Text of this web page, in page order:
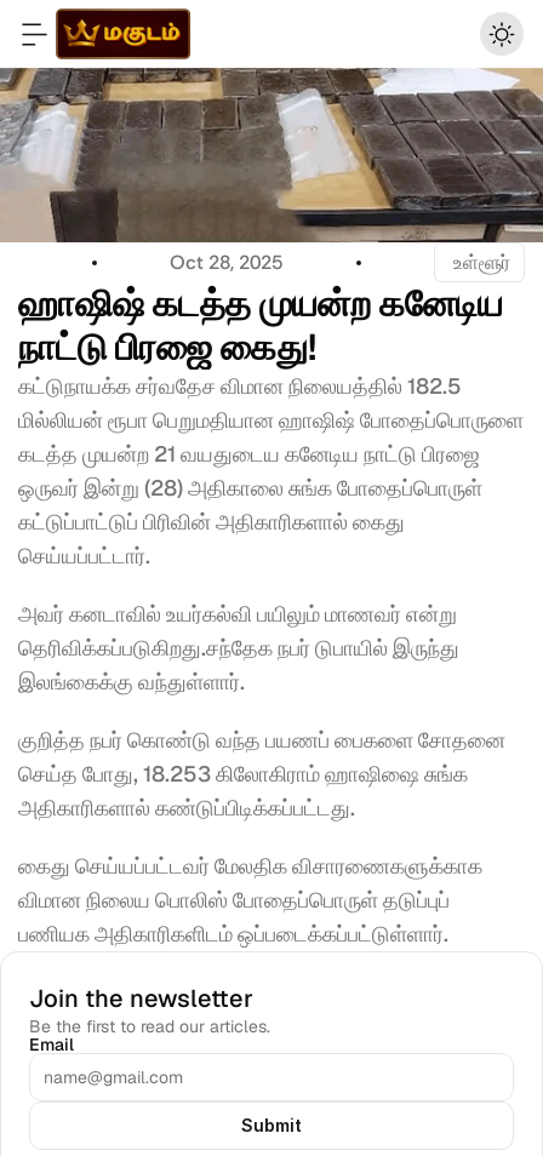
Oct 28, 2025 உள்ளூர்
ஹாஷிஷ் கடத்த முயன்ற கனேடிய
நாட்டு பிரஜை கைது!
கட்டுநாயக்க சர்வதேச விமான நிலையத்தில் 182.5
மில்லியன் ரூபா பெறுமதியான ஹாஷிஷ் போதைப்பொருளை
கடத்த முயன்ற 21 வயதுடைய கனேடிய நாட்டு பிரஜை
ஒருவர் இன்று (28) அதிகாலை சுங்க போதைப்பொருள்
கட்டுப்பாட்டுப் பிரிவின் அதிகாரிகளால் கைது
செய்யப்பட்டார்.
அவர் கனடாவில் உயர்கல்வி பயிலும் மாணவர் என்று
தெரிவிக்கப்படுகிறது.சந்தேக நபர் டுபாயில் இருந்து
இலங்கைக்கு வந்துள்ளார்.
குறித்த நபர் கொண்டு வந்த பயணப் பைகளை சோதனை
செய்த போது, 18.253 கிலோகிராம் ஹாஷிஷை சுங்க
அதிகாரிகளால் கண்டுப்பிடிக்கப்பட்டது.
கைது செய்யப்பட்டவர் மேலதிக விசாரணைகளுக்காக
விமான நிலைய பொலிஸ் போதைப்பொருள் தடுப்புப்
பணியக அதிகாரிகளிடம் ஒப்படைக்கப்பட்டுள்ளார்.
Join the newsletter
Be the first to read our articles.
Email
Submit